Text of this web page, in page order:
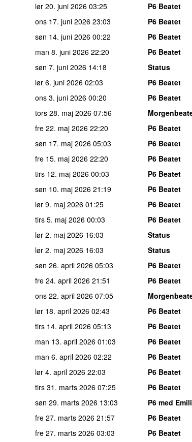
lør 20. juni 2026 03:25
P6 Beatet
ons 17. juni 2026 23:03
P6 Beatet
søn 14. juni 2026 00:22
P6 Beatet
man 8. juni 2026 22:20
P6 Beatet
søn 7. juni 2026 14:18
Status
lør 6. juni 2026 02:03
P6 Beatet
ons 3. juni 2026 00:20
P6 Beatet
tors 28. maj 2026 07:56
fre 22. maj 2026 22:20
P6 Beatet
søn 17. maj 2026 05:03
P6 Beatet
fre 15. maj 2026 22:20
P6 Beatet
tirs 12. maj 2026 00:03
P6 Beatet
søn 10. maj 2026 21:19
P6 Beatet
lør 9. maj 2026 01:25
P6 Beatet
tirs 5. maj 2026 00:03
P6 Beatet
lør 2. maj 2026 16:03
Status
lør 2. maj 2026 16:03
Status
søn 26. april 2026 05:03
P6 Beatet
fre 24. april 2026 21:51
P6 Beatet
ons 22. april 2026 07:05
lør 18. april 2026 02:43
P6 Beatet
tirs 14. april 2026 05:13
P6 Beatet
man 13. april 2026 01:03
P6 Beatet
man 6. april 2026 02:22
P6 Beatet
lør 4. april 2026 22:03
P6 Beatet
tirs 31. marts 2026 07:25
P6 Beatet
søn 29. marts 2026 13:03
P6 med
fre 27. marts 2026 21:57
P6 Beatet
fre 27. marts 2026 03:03
P6 Beatet